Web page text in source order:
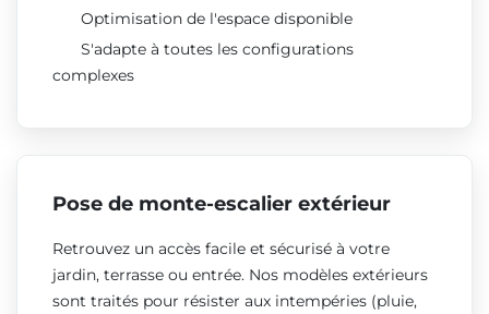
Optimisation de l'espace disponible
S'adapte à toutes les configurations
complexes
Pose de monte-escalier extérieur
Retrouvez un accès facile et sécurisé à votre
jardin, terrasse ou entrée. Nos modèles extérieurs
sont traités pour résister aux intempéries (pluie,